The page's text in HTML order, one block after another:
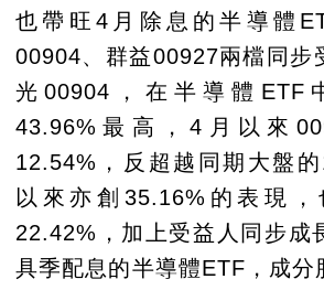
也帶旺4月除息的半導體
00904、群益00927兩檔同步
光00904，在半導體ETF
43.96%最高，4月以來
12.54%，反超越同期大盤
以來亦創35.16%的表現
22.42%，加上受益人同步成
具季配息的半導體ETF，成分